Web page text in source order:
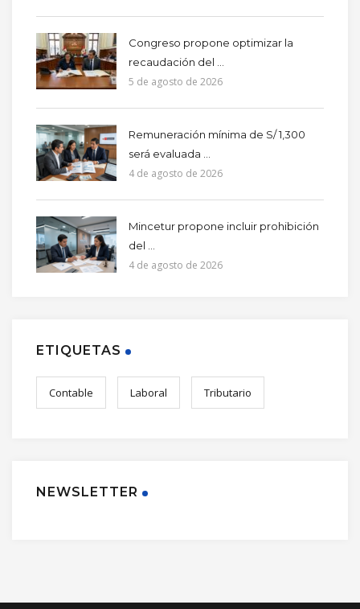
Congreso propone optimizar la
recaudación del ...
5 de agosto de 2026
Remuneración mínima de S/ 1,300
será evaluada ...
4 de agosto de 2026
Mincetur propone incluir prohibición
del ...
4 de agosto de 2026
ETIQUETAS
Contable Laboral Tributario
NEWSLETTER